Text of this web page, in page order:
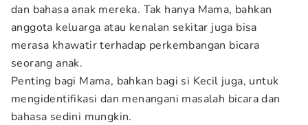
dan bahasa anak mereka. Tak hanya Mama, bahkan
anggota keluarga atau kenalan sekitar juga bisa
merasa khawatir terhadap perkembangan bicara
seorang anak.
Penting bagi Mama, bahkan bagi si Kecil juga, untuk
mengidentifikasi dan menangani masalah bicara dan
bahasa sedini mungkin.